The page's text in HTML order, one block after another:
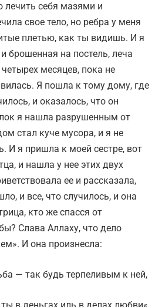
лечить себя мазями и
свое тело, но ребра у меня
плетью, как ты видишь. И я
брошенная на постель, леча
месяцев, пока не
Я пошла к тому дому, где
и оказалось, что он
я нашла разрушенным от
стал куче мусора, и я не
И я пришла к моей сестре, вот
и нашла у нее этих двух
ее и рассказала,
и все, что случилось, и она
кто же спасся от
Слава Аллаху, что дело
И она произнесла:
— так будь терпеливым к ней,